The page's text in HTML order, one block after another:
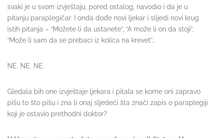
svaki je u svom izvještaju, pored ostalog, navodio i da je u
pitanju paraplegičar. I onda dođe novi ljekar i slijedi novi krug
istih pitanja – “Možete li da ustanete”, “A može li on da stoji”,
“Može li sam da se prebaci iz kolica na krevet”…
NE. NE. NE.
Gledala bih one izvještaje ljekara i pitala se kome oni zapravo
pišu to što pišu i zna li onaj sljedeći šta znači zapis o paraplegiji
koji je ostavio prethodni doktor?